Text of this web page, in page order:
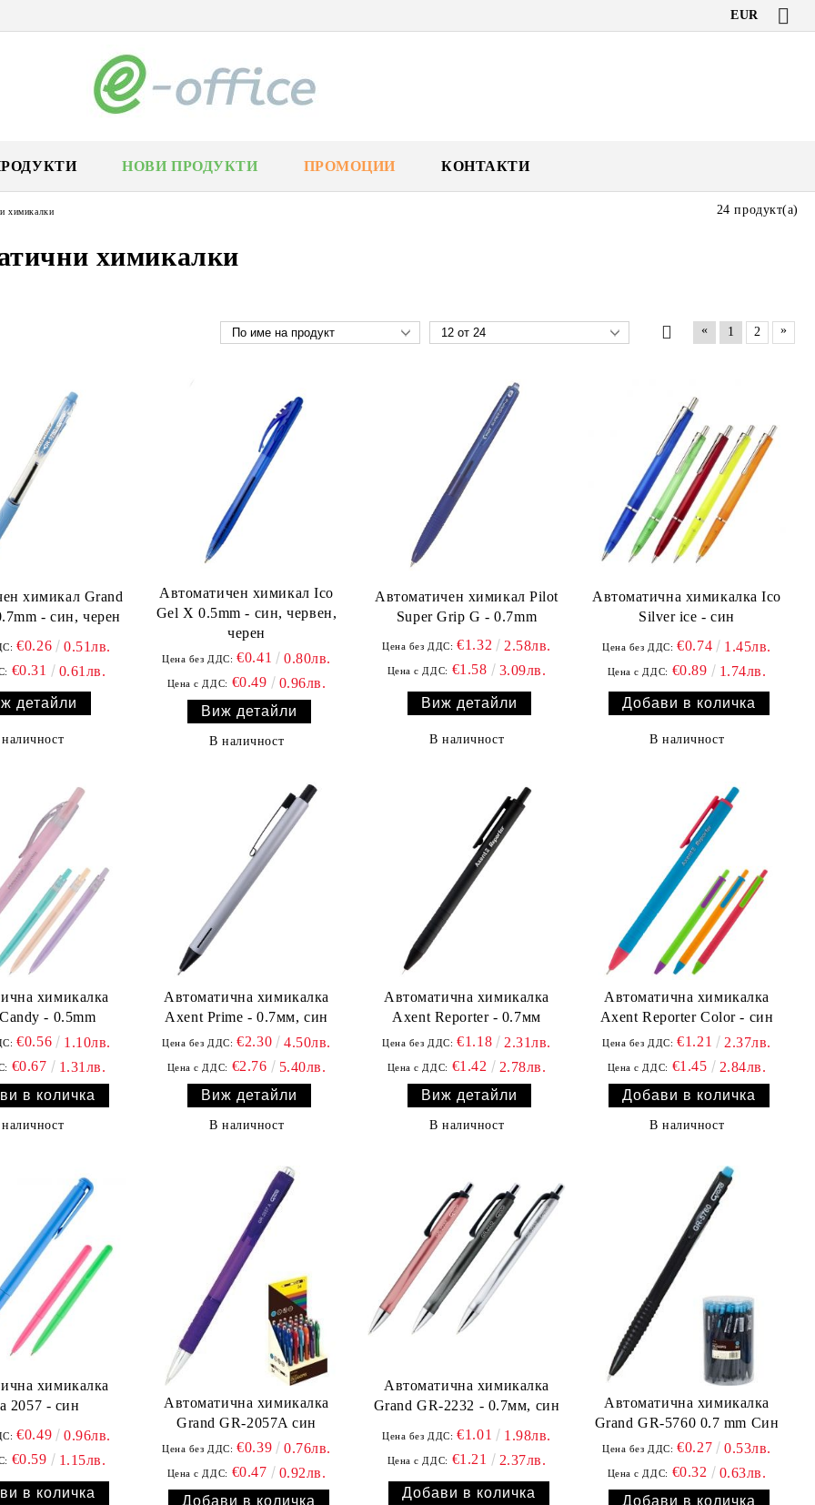
EUR
НОВИ ПРОДУКТИ ПРОМОЦИИ КОНТАКТИ
химикалки
химикалки
24 продукт(а)
« 1 2 »
химикал Grand
- син, черен
€0.26 0.51лв.
€0.31 0.61лв.
детайли
Автоматичен химикал Ico
Gel X 0.5mm - син, червен,
черен
Цена без ДДС: €0.41 0.80лв.
Цена с ДДС: €0.49
0.96лв.
Виж детайли
В наличност
Автоматичен химикал Pilot
Super Grip G - 0.7mm
Цена без ДДС: €1.32 2.58лв.
Цена с ДДС: €1.58 3.09лв.
Виж детайли
В наличност
Автоматична химикалка Ico
Silver ice - син
Цена без ДДС: €0.74 1.45лв.
Цена с ДДС: €0.89 1.74лв.
В наличност
химикалка
- 0.5mm
€0.56 1.10лв.
€0.67 1.31лв.
Автоматична химикалка
Axent Prime - 0.7мм, син
Цена без ДДС: €2.30 4.50лв.
Цена с ДДС: €2.76
5.40лв.
Виж детайли
В наличност
Автоматична химикалка
Axent Reporter - 0.7мм
Цена без ДДС: €1.18 2.31лв.
Цена с ДДС: €1.42
2.78лв.
Виж детайли
В наличност
Автоматична химикалка
Axent Reporter Color - син
Цена без ДДС: €1.21 2.37лв.
Цена с ДДС: €1.45 2.84лв.
В наличност
химикалка
2057 - син
€0.49 0.96лв.
€0.59 1.15лв.
Автоматична химикалка
Grand GR-2057A син
Цена без ДДС: €0.39 0.76лв.
Цена с ДДС: €0.47 0.92лв.
Автоматична химикалка
Grand GR-2232 - 0.7мм, син
Цена без ДДС: €1.01 1.98лв.
Цена с ДДС: €1.21 2.37лв.
Автоматична химикалка
Grand GR-5760 0.7 mm Син
Цена без ДДС: €0.27 0.53лв.
Цена с ДДС: €0.32 0.63лв.